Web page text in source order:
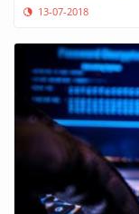
13-07-2018